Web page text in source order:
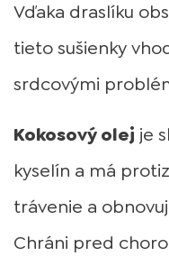
Vďaka draslíku
tieto sušienky
srdcovými
Kokosový olej je
kyselín a má
trávenie a
Chráni pred